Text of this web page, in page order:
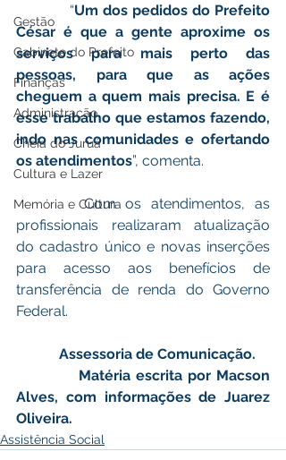
Gestão
Gabinete do Prefeito
Finanças
Administração
Cheia do Juruá
Cultura e Lazer
Memória e Cultura
            “
Um dos pedidos do Prefeito
César é que a gente aproxime os
serviços para mais perto das
pessoas, para que as ações
cheguem a quem mais precisa. E é
esse trabalho que estamos fazendo,
indo nas comunidades e ofertando
os atendimentos”, comenta.
       Com os atendimentos, as
profissionais realizaram atualização
do cadastro único e novas inserções
para acesso aos benefícios de
transferência de renda do Governo
Federal.
    Assessoria de Comunicação.
Alves, com informações de Juarez
Oliveira.
Assistência Social